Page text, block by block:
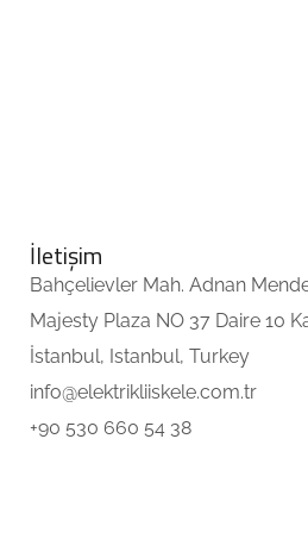
İletişim
Bahçelievler Mah. Adnan
Majesty Plaza NO 37 Daire 10
İstanbul, Istanbul, Turkey
info@elektrikliiskele.com.tr
+90 530 660 54 38